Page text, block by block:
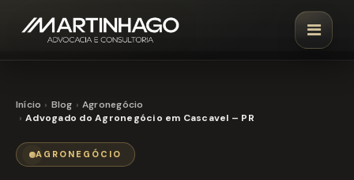
Início Blog
Agronegócio
Advogado do Agronegócio em Cascavel – PR
AGRONEGÓCIO